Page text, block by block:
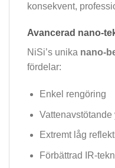
konsekvent,
Avancerad nano-
NiSi’s unika nano-
fördelar:
Enkel rengöring
Vattenavstötande
Extremt låg
Förbättrad IR-